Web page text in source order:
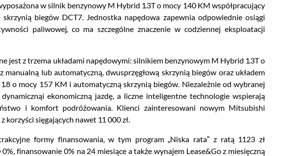
w silnik benzynowy M Hybrid 1.3T o mocy 140 KM współpracujący
skrzynią biegów DCT7. Jednostka napędowa zapewnia odpowiednie osiągi
paliwowej, co ma szczególne znaczenie w codziennej eksploatacji
jest z trzema układami napędowymi: silnikiem benzynowym M Hybrid 1.3T o
manualną lub automatyczną, dwusprzęgłową skrzynią biegów oraz układem
o mocy 157 KM i automatyczną skrzynią biegów. Niezależnie od wybranej
ekonomiczną jazdę, a liczne inteligentne technologie wspierają
i komfort podróżowania. Klienci zainteresowani nowym Mitsubishi
korzyści sięgających nawet 11 000 zł.
formy finansowania, w tym program „Niska rata” z ratą 1123 zł
finansowanie 0% na 24 miesiące a także wynajem Lease&Go z miesięczną